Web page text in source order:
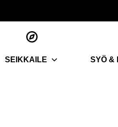
SEIKKAILE SYÖ &